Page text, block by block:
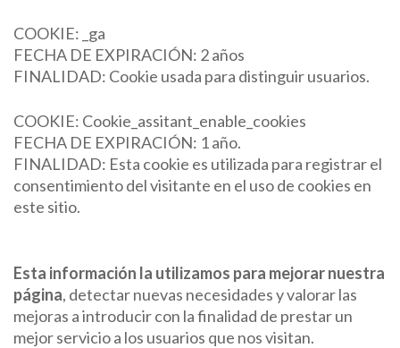
COOKIE: _ga
FECHA DE EXPIRACIÓN: 2 años
FINALIDAD: Cookie usada para distinguir usuarios.
COOKIE: Cookie_assitant_enable_cookies
FECHA DE EXPIRACIÓN: 1 año.
FINALIDAD: Esta cookie es utilizada para registrar el
consentimiento del visitante en el uso de cookies en
este sitio.
Esta información la utilizamos para mejorar nuestra
página, detectar nuevas necesidades y valorar las
mejoras a introducir con la finalidad de prestar un
mejor servicio a los usuarios que nos visitan.